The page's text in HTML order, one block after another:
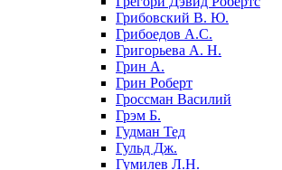
Грибовский В. Ю.
Грибоедов А.С.
Григорьева А. Н.
Грин А.
Грин Роберт
Гроссман Василий
Грэм Б.
Гудман Тед
Гульд Дж.
Гумилев Л.Н.